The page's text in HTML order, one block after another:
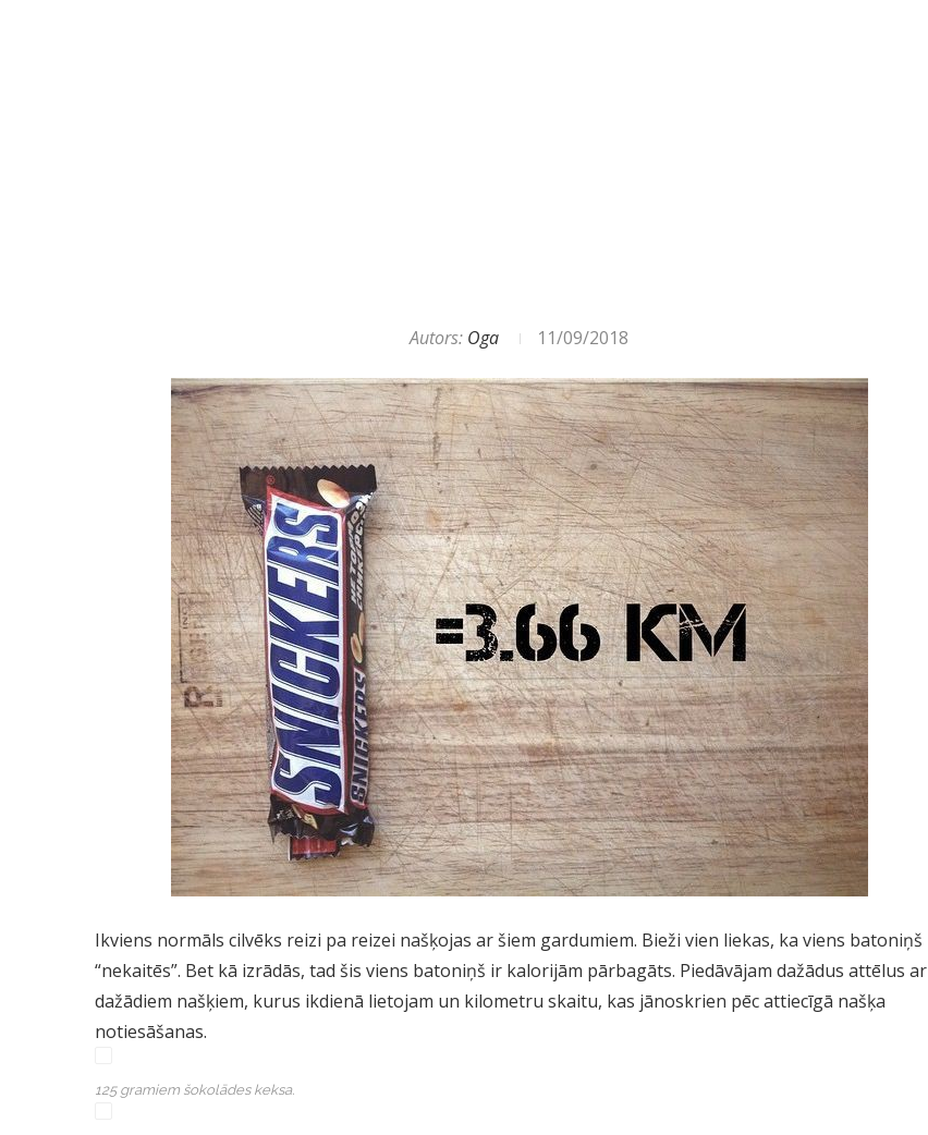
Autors: Oga 11/09/2018
Ikviens normāls cilvēks reizi pa reizei našķojas ar šiem gardumiem. Bieži vien liekas, ka viens batoniņš
“nekaitēs”. Bet kā izrādās, tad šis viens batoniņš ir kalorijām pārbagāts. Piedāvājam dažādus attēlus ar
dažādiem našķiem, kurus ikdienā lietojam un kilometru skaitu, kas jānoskrien pēc attiecīgā našķa
notiesāšanas.
125 gramiem šokolādes keksa.